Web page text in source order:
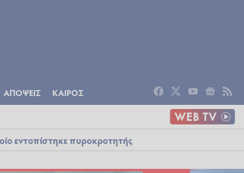
ΑΠΟΨΕΙΣ ΚΑΙΡΟΣ
εντοπίστηκε πυροκροτητής